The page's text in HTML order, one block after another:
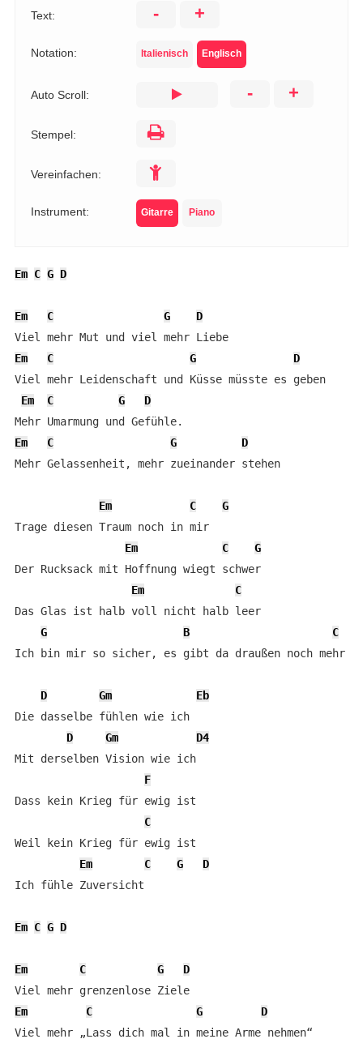
Text: - +
Notation: Italienisch Englisch
Auto Scroll: - +
Stempel:
Vereinfachen:
Instrument: Gitarre Piano
Em C G D
Em C G
D
Viel mehr Mut und viel mehr Liebe
Em
C G
D
Viel mehr Leidenschaft und Küsse müsste es geben
Em
C G
D
Em
C G
D
Mehr Gelassenheit, mehr zueinander stehen
Em C
G
Trage diesen Traum noch in mir
Em
C
G
Der Rucksack mit Hoffnung wiegt schwer
Em
C
Das Glas ist halb voll nicht halb leer
G
B
C
Ich bin mir so sicher, es gibt da draußen noch mehr
D Gm
Eb
Die dasselbe fühlen wie ich
D
Gm
D4
Mit derselben Vision wie ich
F
Dass kein Krieg für ewig ist
C
Weil kein Krieg für ewig ist
Em
C G
D
Ich fühle Zuversicht
Em C G D
Em C G
D
Viel mehr grenzenlose Ziele
Em
C G
D